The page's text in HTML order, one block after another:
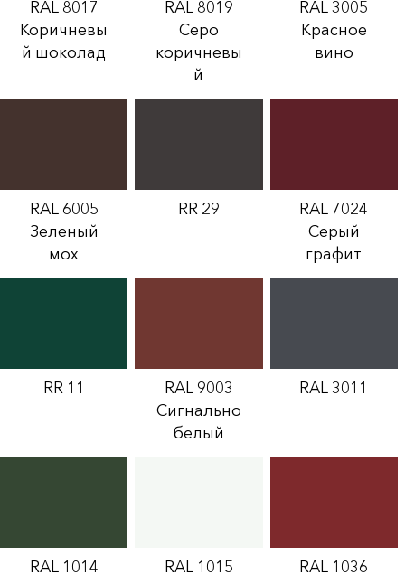
RAL 8017
Коричневы
й шоколад
RAL 8019
Серо
коричневы
й
RAL 3005
Красное
вино
RAL 6005
Зеленый
мох
RR 29
RAL 7024
Серый
графит
RR 11
RAL 9003
Сигнально
белый
RAL 3011
RAL 1014 RAL 1015 RAL 1036